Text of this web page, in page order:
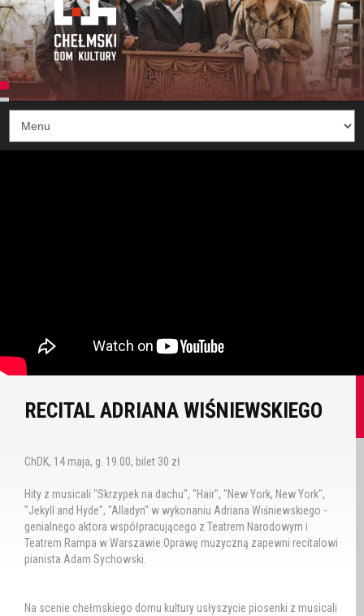
RECITAL ADRIANA WIŚNIEWSKIEGO
ChDK, 14 maja, g. 19.00, bilet 30 zł
Hity z musicali "Skrzypek na dachu", "Hair", "New York, New York",
"Jekyll and Hyde", "Alladyn" w wykonaniu Adriana Wiśniewskiego -
genialnego aktora współpracującego z Teatrem Narodowym i
Teatrem Rampa w Warszawie.Oprawę muzyczną zapewni recitalowi
pianista Adam Sychowski.
Na scenie chełmskiego domu kultury usłyszycie piosenki z musicali